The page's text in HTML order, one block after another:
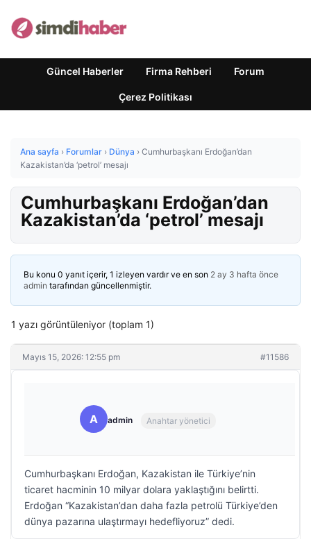
Güncel Haberler Firma Rehberi Forum
Çerez Politikası
Ana sayfa › Forumlar › Dünya › Cumhurbaşkanı Erdoğan’dan
Kazakistan’da ‘petrol’ mesajı
Cumhurbaşkanı Erdoğan’dan
Kazakistan’da ‘petrol’ mesajı
Bu konu 0 yanıt içerir, 1 izleyen vardır ve en son 2 ay 3 hafta önce
admin tarafından güncellenmiştir.
1 yazı görüntüleniyor (toplam 1)
Mayıs 15, 2026: 12:55 pm #11586
A admin Anahtar yönetici
Cumhurbaşkanı Erdoğan, Kazakistan ile Türkiye’nin
ticaret hacminin 10 milyar dolara yaklaştığını belirtti.
Erdoğan “Kazakistan’dan daha fazla petrolü Türkiye’den
dünya pazarına ulaştırmayı hedefliyoruz” dedi.